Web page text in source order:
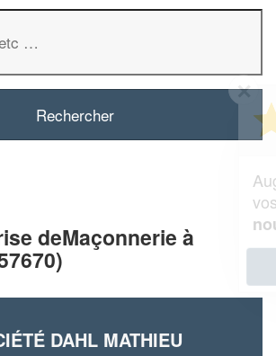
deMaçonnerie à
DAHL MATHIEU
✕
Vous êtes un
professionnel ?
chiffre d'affaires